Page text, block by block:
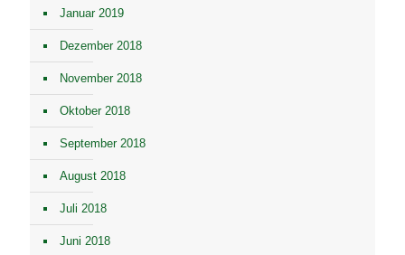
Januar 2019
Dezember 2018
November 2018
Oktober 2018
September 2018
August 2018
Juli 2018
Juni 2018